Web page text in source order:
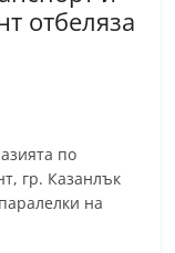
отбеляза
по
гр. Казанлък
на